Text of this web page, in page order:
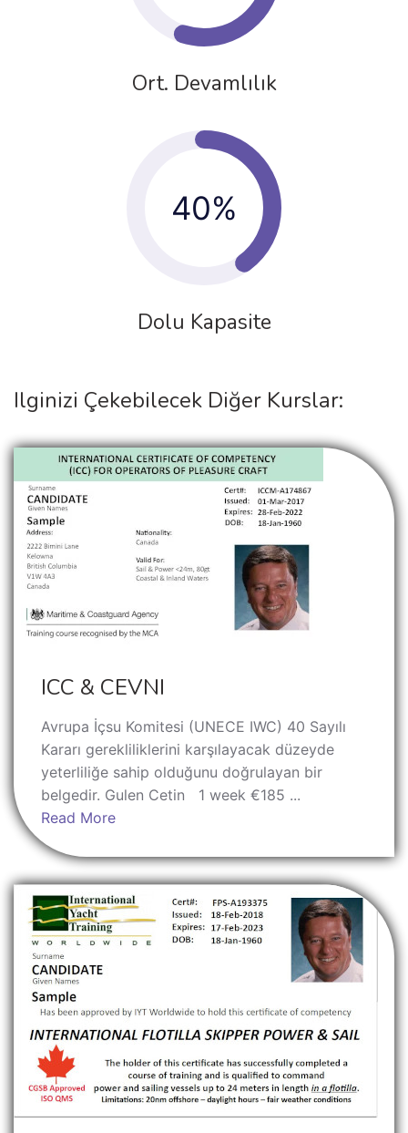
Ort. Devamlılık
40%
Dolu Kapasite
Ilginizi Çekebilecek Diğer Kurslar:
ICC & CEVNI
Avrupa İçsu Komitesi (UNECE IWC) 40 Sayılı
Kararı gerekliliklerini karşılayacak düzeyde
yeterliliğe sahip olduğunu doğrulayan bir
belgedir. Gulen Cetin 1 week €185 ...
Read More